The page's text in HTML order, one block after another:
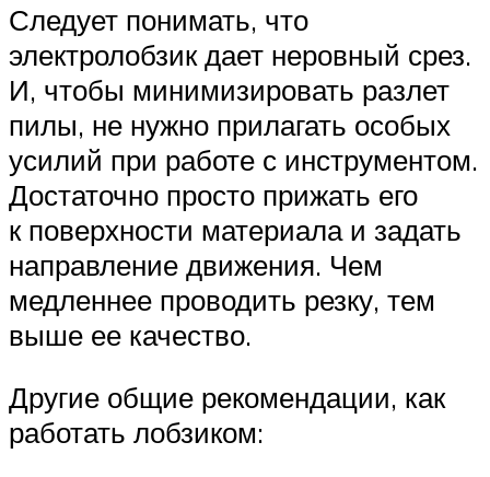
Следует понимать, что
электролобзик дает неровный срез.
И, чтобы минимизировать разлет
пилы, не нужно прилагать особых
усилий при работе с инструментом.
Достаточно просто прижать его
к поверхности материала и задать
направление движения. Чем
медленнее проводить резку, тем
выше ее качество.
Другие общие рекомендации, как
работать лобзиком: